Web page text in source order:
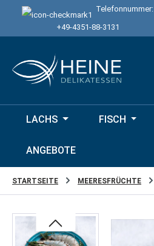
Hauptinhalt springen
Zur Suche springen
Zur Hauptnavigation springen
Telefonnummer:
+49-4351-88-3131
LACHS FISCH
ANGEBOTE
STARTSEITE MEERESFRÜCHTE
Bildergalerie überspringen